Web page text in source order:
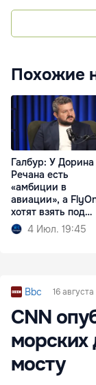
Похожие
Галбур: У Дорина
Речана есть
«амбиции в
авиации», а
хотят взять под
контроль
4 Июл. 19:45
Bbc 16
CNN
морских
мосту